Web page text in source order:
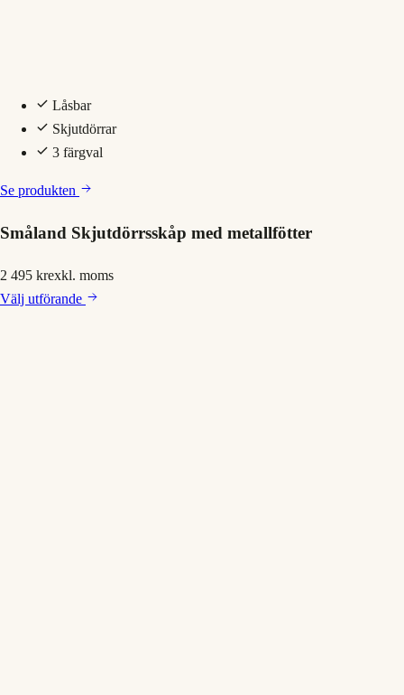
Låsbar
Skjutdörrar
3 färgval
Se produkten
Småland Skjutdörrsskåp med metallfötter
2 495 krexkl. moms
Välj utförande